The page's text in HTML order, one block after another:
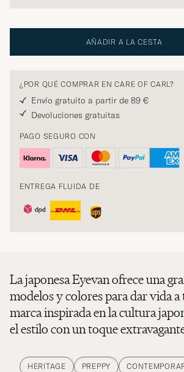
AÑADIR A LA CESTA
¿POR QUÉ COMPRAR EN CARE OF CARL?
Envío gratuito a partir de 89 €
Devoluciones gratuitas
PAGO SEGURO CON
ENTREGA FLUIDA DE
La japonesa Eyevan ofrece una
modelos y colores para dar vida
marca inspirada en la cultura
el estilo con un toque
HERITAGE PREPPY